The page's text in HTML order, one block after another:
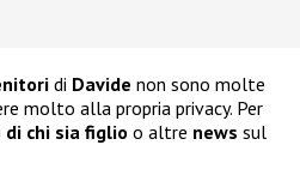
di Davide non sono molte
molto alla propria privacy. Per
di chi sia figlio o altre news sul